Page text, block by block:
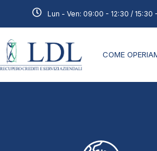
Lun - Ven: 09:00 - 12:30 / 15:30
COME